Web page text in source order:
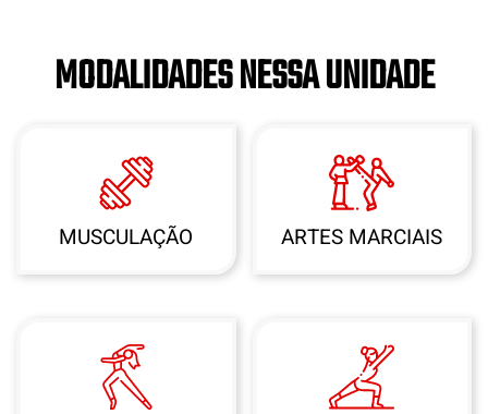
MODALIDADES NESSA UNIDADE
MUSCULAÇÃO ARTES MARCIAIS